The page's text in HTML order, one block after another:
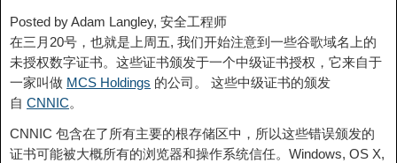
Posted by Adam Langley, 安全工程师
在三月20号，也就是上周五, 我们开始注意到一些谷歌域名上的
未授权数字证书。这些证书颁发于一个中级证书授权，它来自于
一家叫做 MCS Holdings 的公司。 这些中级证书的颁发
自 CNNIC。
CNNIC 包含在了所有主要的根存储区中，所以这些错误颁发的
证书可能被大概所有的浏览器和操作系统信任。Windows, OS X,